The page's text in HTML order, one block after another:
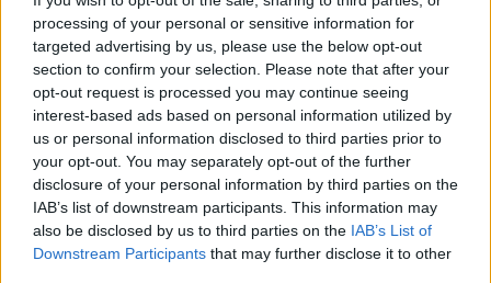
processing of your personal or sensitive information for
targeted advertising by us, please use the below opt-out
section to confirm your selection. Please note that after your
opt-out request is processed you may continue seeing
interest-based ads based on personal information utilized by
us or personal information disclosed to third parties prior to
your opt-out. You may separately opt-out of the further
disclosure of your personal information by third parties on the
IAB’s list of downstream participants. This information may
also be disclosed by us to third parties on the IAB’s List of
Downstream Participants that may further disclose it to other